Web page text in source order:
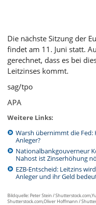
Die nächste Sitzung der
findet am 11. Juni statt.
gerechnet, dass es bei
Leitzinses kommt.
sag/tpo
APA
Weitere Links:
Warsh übernimmt die
Anleger?
Nationalbankgouverneur
Nahost ist Zinserhöhung
EZB-Entscheid: Leitzins
Anleger und ihr Geld
Bildquelle: Peter Stein /
Shutterstock.com,Oliver Hoffmann /